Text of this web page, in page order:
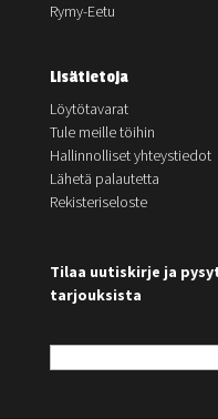
Rymy-Eetu
Lisätietoja
Löytötavarat
Tule meille töihin
Hallinnolliset yhteystiedot
Lähetä palautetta
Rekisteriseloste
Tilaa uutiskirje ja
tarjouksista